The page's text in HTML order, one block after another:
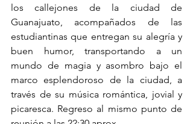
los callejones de la ciudad de
Guanajuato, acompañados de las
estudiantinas que entregan su alegría y
buen humor, transportando a un
mundo de magia y asombro bajo el
marco esplendoroso de la ciudad, a
través de su música romántica, jovial y
picaresca. Regreso al mismo punto de